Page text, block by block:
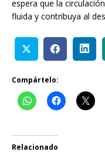
espera que la
fluida y contribuya al
Compártelo:
Relacionado